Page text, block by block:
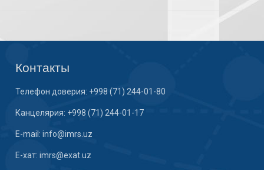
Контакты
Телефон доверия: +998 (71) 244-01-80
Канцелярия: +998 (71) 244-01-17
E-mail: info@imrs.uz
E-хат: imrs@exat.uz